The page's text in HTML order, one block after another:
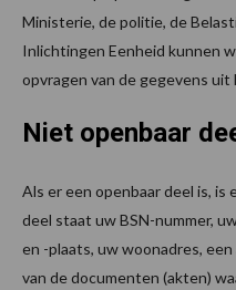
Ministerie, de politie, de
Inlichtingen Eenheid kunnen
opvragen van de gegevens
Niet openbaar
Als er een openbaar deel is,
deel staat uw BSN-nummer,
en -plaats, uw woonadres,
van de documenten (akten)